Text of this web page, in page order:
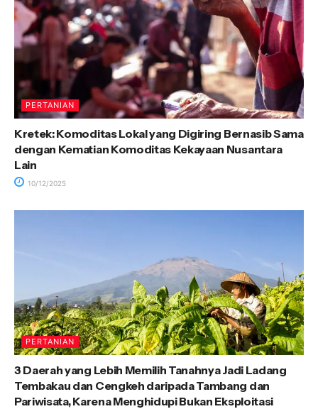
PERTANIAN
Kretek: Komoditas Lokal yang Digiring Bernasib Sama
dengan Kematian Komoditas Kekayaan Nusantara
Lain
10/12/2025
PERTANIAN
3 Daerah yang Lebih Memilih Tanahnya Jadi Ladang
Tembakau dan Cengkeh daripada Tambang dan
Pariwisata, Karena Menghidupi Bukan Eksploitasi